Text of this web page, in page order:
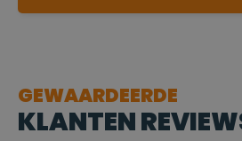
GEWAARDEERDE
KLANTEN